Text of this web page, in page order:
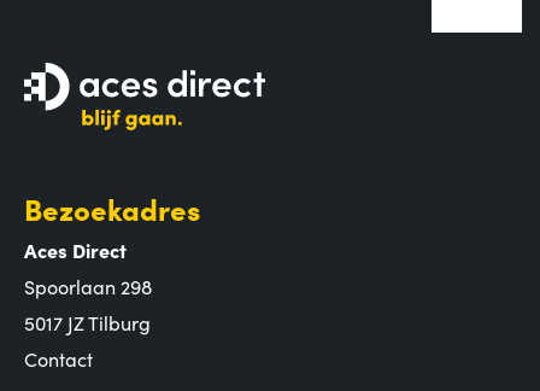
Bezoekadres
Aces Direct
Spoorlaan 298
5017 JZ Tilburg
Contact